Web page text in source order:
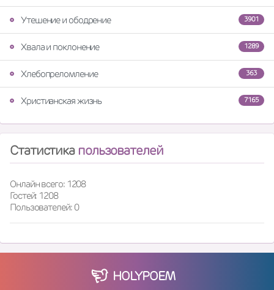
3901
Утешение и ободрение
1289
Хвала и поклонение
363
Хлебопреломление
7165
Христианская жизнь
Статистика пользователей
Онлайн всего: 1208
Гостей: 1208
Пользователей: 0
HOLYPOEM